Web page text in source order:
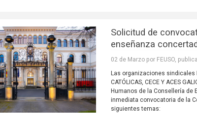
Solicitud de
enseñanza
02 de Marzo por FEUSO,
Las organizaciones sindicales
CATÓLICAS, CECE Y ACES
Humanos de la Consellería de
inmediata convocatoria de la
siguientes temas: